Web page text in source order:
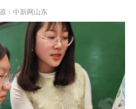
：中新网山东